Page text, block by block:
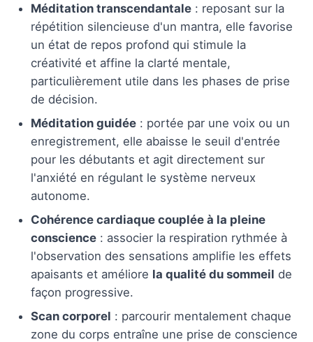
Méditation transcendantale : reposant sur la
répétition silencieuse d'un mantra, elle favorise
un état de repos profond qui stimule la
créativité et affine la clarté mentale,
particulièrement utile dans les phases de prise
de décision.
Méditation guidée : portée par une voix ou un
enregistrement, elle abaisse le seuil d'entrée
pour les débutants et agit directement sur
l'anxiété en régulant le système nerveux
autonome.
Cohérence cardiaque couplée à la pleine
conscience : associer la respiration rythmée à
l'observation des sensations amplifie les effets
apaisants et améliore la qualité du sommeil de
façon progressive.
Scan corporel : parcourir mentalement chaque
zone du corps entraîne une prise de conscience